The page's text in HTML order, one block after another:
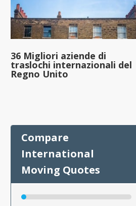
36 Migliori aziende di
traslochi internazionali del
Regno Unito